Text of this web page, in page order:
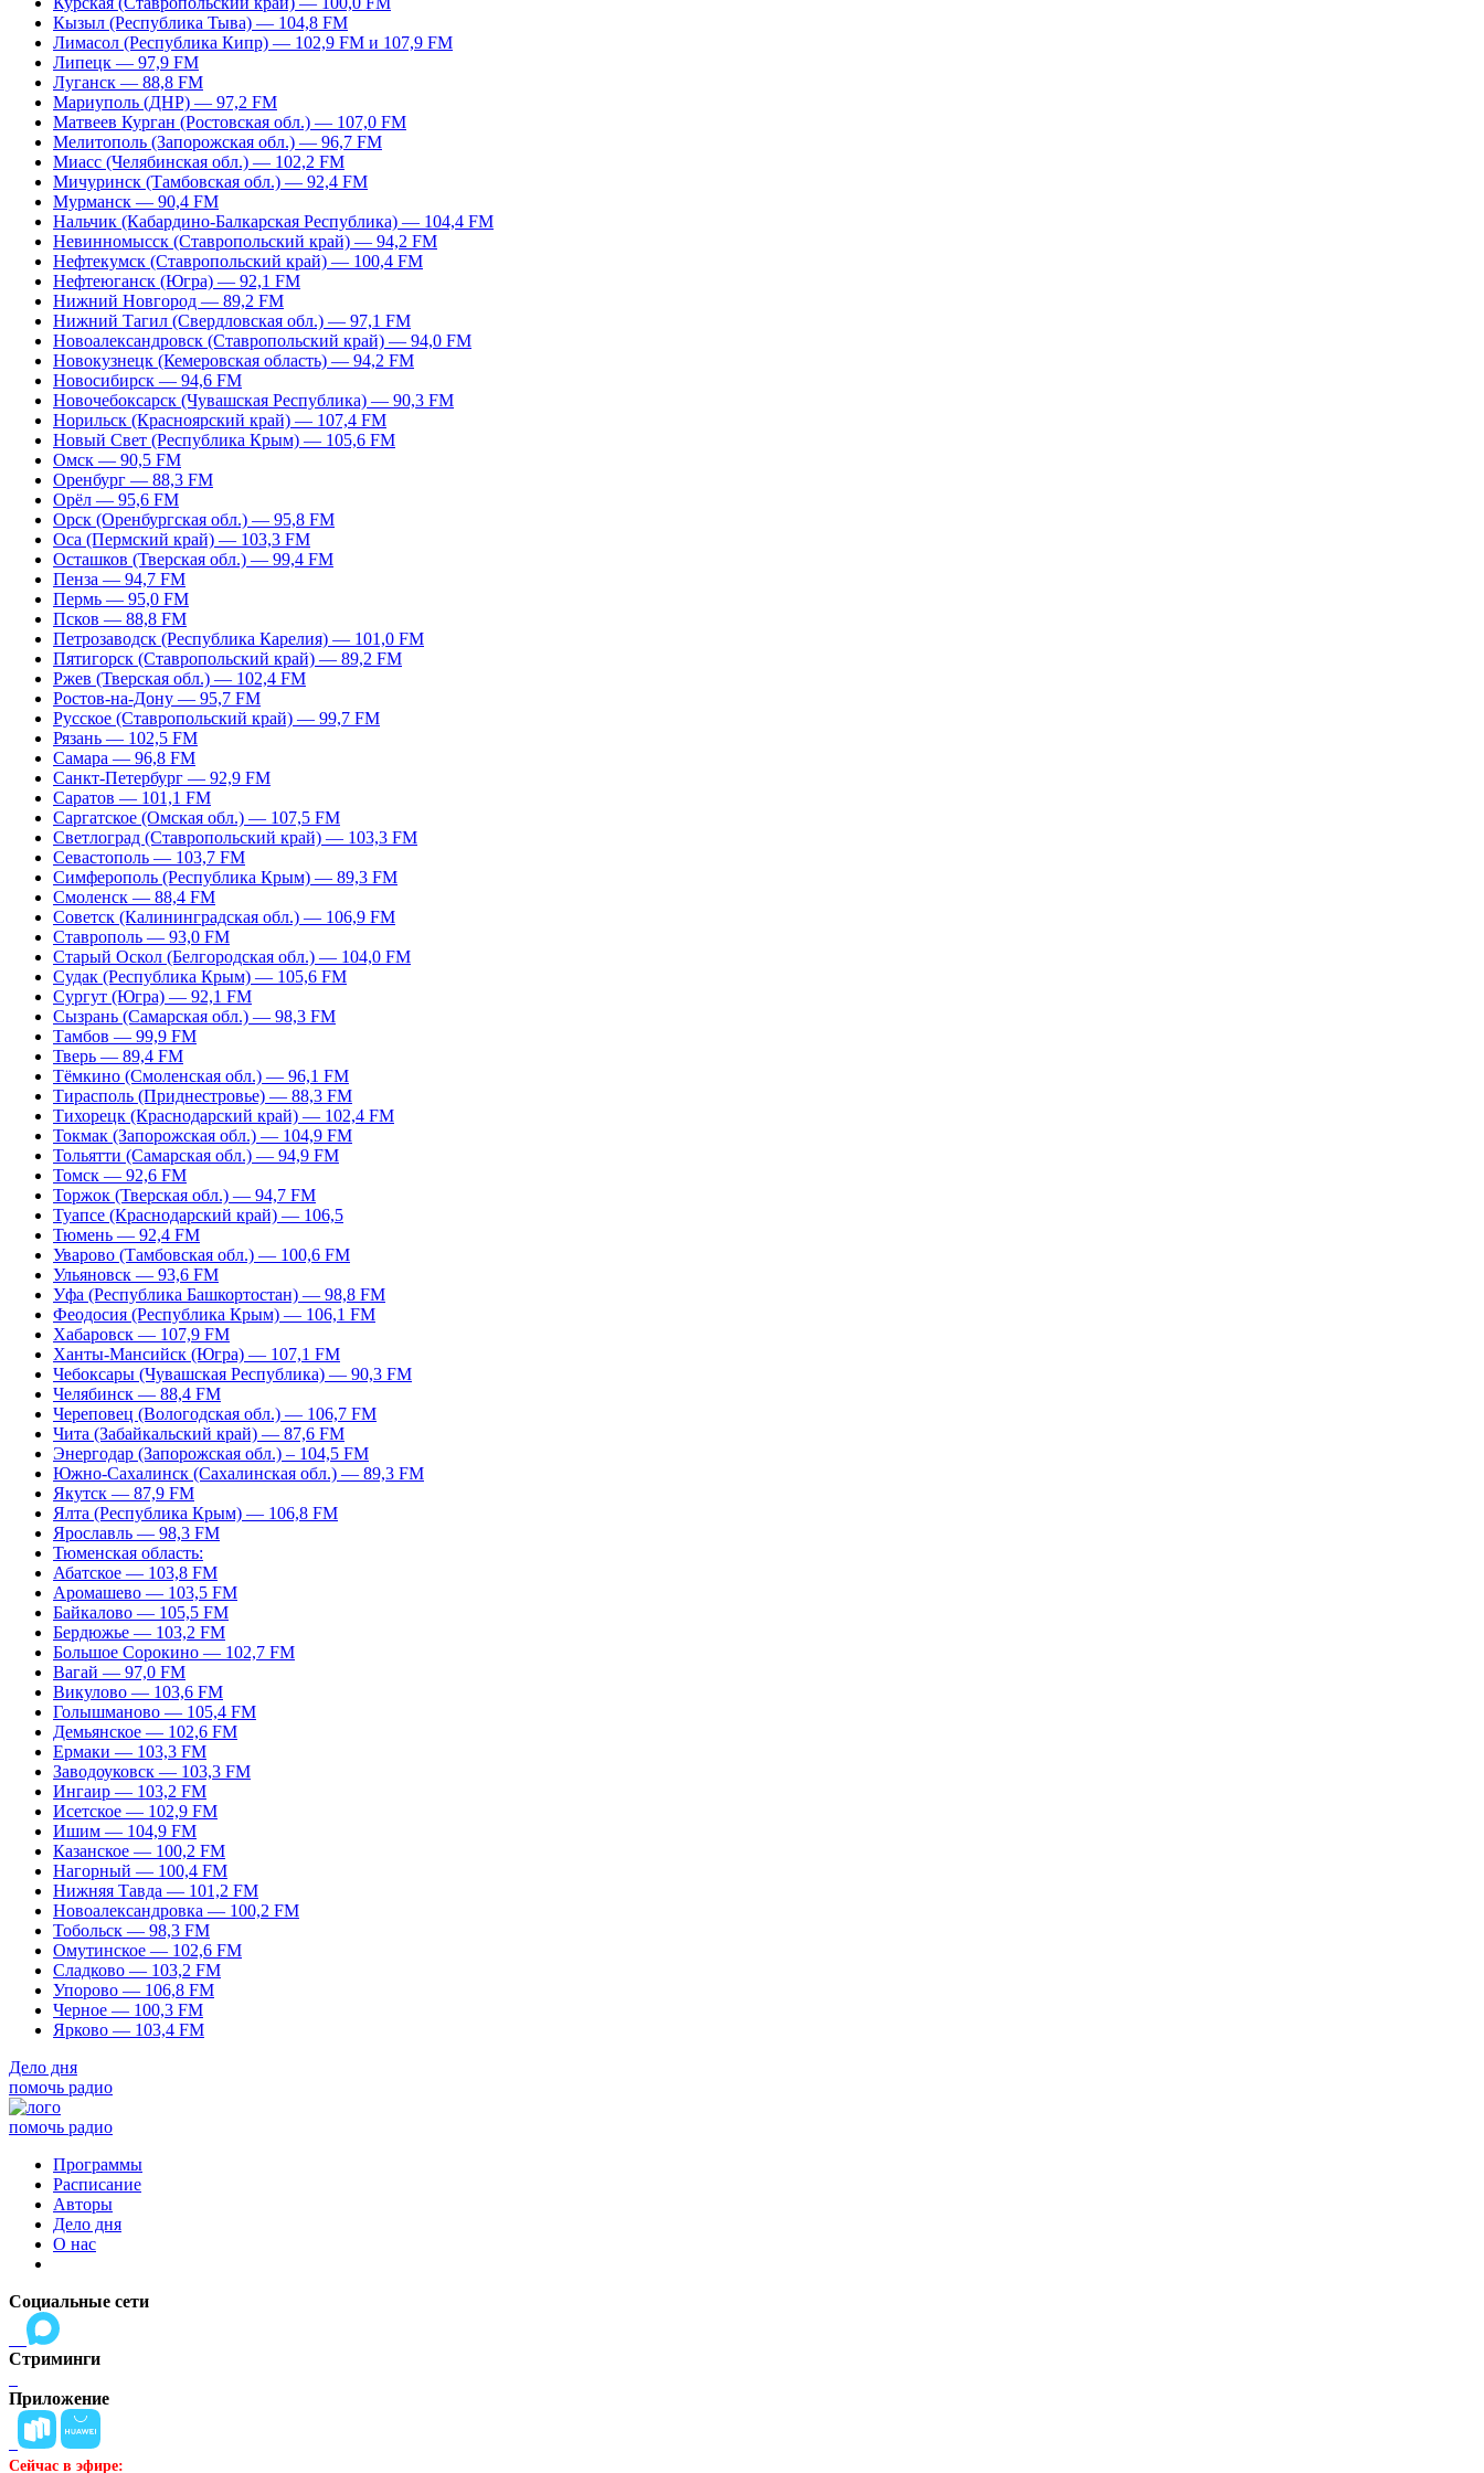
Кызыл (Республика Тыва) — 104,8 FM
Лимасол (Республика Кипр) — 102,9 FM и 107,9 FM
Липецк — 97,9 FM
Луганск — 88,8 FM
Мариуполь (ДНР) — 97,2 FM
Матвеев Курган (Ростовская обл.) — 107,0 FM
Мелитополь (Запорожская обл.) — 96,7 FM
Миасс (Челябинская обл.) — 102,2 FM
Мичуринск (Тамбовская обл.) — 92,4 FM
Мурманск — 90,4 FM
Нальчик (Кабардино-Балкарская Республика) — 104,4 FM
Невинномысск (Ставропольский край) — 94,2 FM
Нефтекумск (Ставропольский край) — 100,4 FM
Нефтеюганск (Югра) — 92,1 FM
Нижний Новгород — 89,2 FM
Нижний Тагил (Свердловская обл.) — 97,1 FM
Новоалександровск (Ставропольский край) — 94,0 FM
Новокузнецк (Кемеровская область) — 94,2 FM
Новосибирск — 94,6 FM
Новочебоксарск (Чувашская Республика) — 90,3 FM
Норильск (Красноярский край) — 107,4 FM
Новый Свет (Республика Крым) — 105,6 FM
Омск — 90,5 FM
Оренбург — 88,3 FM
Орёл — 95,6 FM
Орск (Оренбургская обл.) — 95,8 FM
Оса (Пермский край) — 103,3 FM
Осташков (Тверская обл.) — 99,4 FM
Пенза — 94,7 FM
Пермь — 95,0 FM
Псков — 88,8 FM
Петрозаводск (Республика Карелия) — 101,0 FM
Пятигорск (Ставропольский край) — 89,2 FM
Ржев (Тверская обл.) — 102,4 FM
Ростов-на-Дону — 95,7 FM
Русское (Ставропольский край) — 99,7 FM
Рязань — 102,5 FM
Самара — 96,8 FM
Санкт-Петербург — 92,9 FM
Саратов — 101,1 FM
Саргатское (Омская обл.) — 107,5 FM
Светлоград (Ставропольский край) — 103,3 FM
Севастополь — 103,7 FM
Симферополь (Республика Крым) — 89,3 FM
Смоленск — 88,4 FM
Советск (Калининградская обл.) — 106,9 FM
Ставрополь — 93,0 FM
Старый Оскол (Белгородская обл.) — 104,0 FM
Судак (Республика Крым) — 105,6 FM
Сургут (Югра) — 92,1 FM
Сызрань (Самарская обл.) — 98,3 FM
Тамбов — 99,9 FM
Тверь — 89,4 FM
Тёмкино (Смоленская обл.) — 96,1 FM
Тирасполь (Приднестровье) — 88,3 FM
Тихорецк (Краснодарский край) — 102,4 FM
Токмак (Запорожская обл.) — 104,9 FM
Тольятти (Самарская обл.) — 94,9 FM
Томск — 92,6 FM
Торжок (Тверская обл.) — 94,7 FM
Туапсе (Краснодарский край) — 106,5
Тюмень — 92,4 FM
Уварово (Тамбовская обл.) — 100,6 FM
Ульяновск — 93,6 FM
Уфа (Республика Башкортостан) — 98,8 FM
Феодосия (Республика Крым) — 106,1 FM
Хабаровск — 107,9 FM
Ханты-Мансийск (Югра) — 107,1 FM
Чебоксары (Чувашская Республика) — 90,3 FM
Челябинск — 88,4 FM
Череповец (Вологодская обл.) — 106,7 FM
Чита (Забайкальский край) — 87,6 FM
Энергодар (Запорожская обл.) – 104,5 FM
Южно-Сахалинск (Сахалинская обл.) — 89,3 FM
Якутск — 87,9 FM
Ялта (Республика Крым) — 106,8 FM
Ярославль — 98,3 FM
Тюменская область:
Абатское — 103,8 FM
Аромашево — 103,5 FM
Байкалово — 105,5 FM
Бердюжье — 103,2 FM
Большое Сорокино — 102,7 FM
Вагай — 97,0 FM
Викулово — 103,6 FM
Голышманово — 105,4 FM
Демьянское — 102,6 FM
Ермаки — 103,3 FM
Заводоуковск — 103,3 FM
Ингаир — 103,2 FM
Исетское — 102,9 FM
Ишим — 104,9 FM
Казанское — 100,2 FM
Нагорный — 100,4 FM
Нижняя Тавда — 101,2 FM
Новоалександровка — 100,2 FM
Тобольск — 98,3 FM
Омутинское — 102,6 FM
Сладково — 103,2 FM
Упорово — 106,8 FM
Черное — 100,3 FM
Ярково — 103,4 FM
Дело дня
помочь радио
помочь радио
Программы
Расписание
Авторы
Дело дня
О нас
Социальные сети
Стриминги
Приложение
Сейчас в эфире: